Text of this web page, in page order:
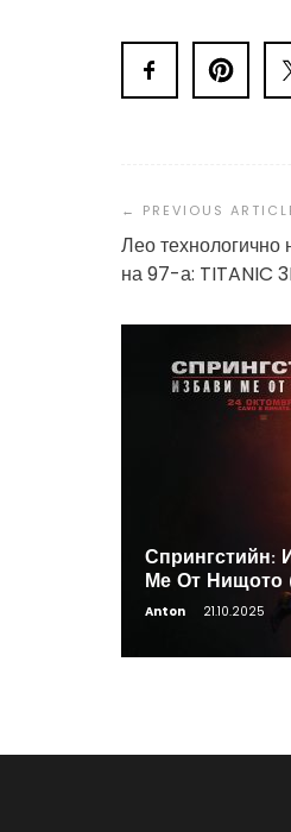
Navigation
Лео
на 97-а: TITANIC
Спрингстийн:
Ме От Нищото
Anton 21.10.2025